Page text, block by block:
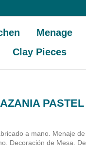
Menage
Clay Pieces
PASTEL
a mano.
Menaje
Decoración de Mesa.